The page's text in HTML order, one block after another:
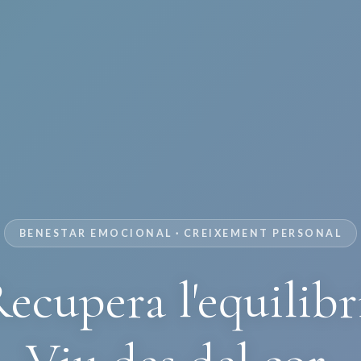
BENESTAR EMOCIONAL · CREIXEMENT PERSONAL